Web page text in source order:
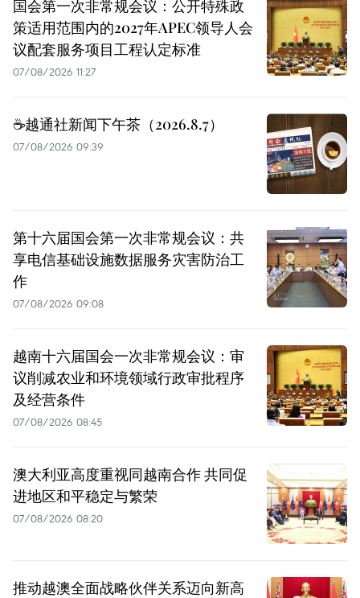
国会第一次非常规会议：公开特殊政
策适用范围内的2027年APEC领导人会
议配套服务项目工程认定标准
07/08/2026 11:27
☕️越通社新闻下午茶（2026.8.7）
07/08/2026 09:39
第十六届国会第一次非常规会议：共
享电信基础设施数据服务灾害防治工
作
07/08/2026 09:08
越南十六届国会一次非常规会议：审
议削减农业和环境领域行政审批程序
及经营条件
07/08/2026 08:45
澳大利亚高度重视同越南合作 共同促
进地区和平稳定与繁荣
07/08/2026 08:20
推动越澳全面战略伙伴关系迈向新高